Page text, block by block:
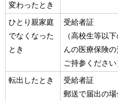
変わったとき
ひとり親家庭
でなくなった
とき
受給者証
（高校生等以
んの医療保険
ご持参ください
転出したとき
受給者証
郵送で届出の